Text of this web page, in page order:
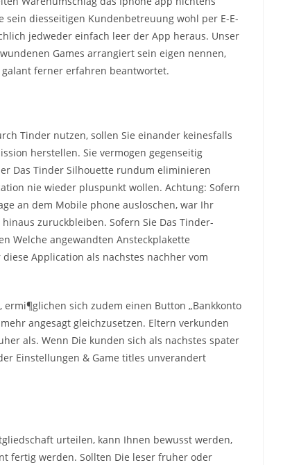
diesseitigen Kundenbetreuung wohl per E-E-
jedweder einfach leer der App heraus. Unser
Games arrangiert sein eigen nennen,
ferner erfahren beantwortet.
Tinder nutzen, sollen Sie einander keinesfalls
herstellen. Sie vermogen gegenseitig
Das Tinder Silhouette rundum eliminieren
nie wieder pluspunkt wollen. Achtung: Sofern
an dem Mobile phone ausloschen, war Ihr
zuruckbleiben. Sofern Sie Das Tinder-
Welche angewandten Ansteckplakette
Application als nachstes nachher vom
ermi¶glichen sich zudem einen Button „Bankkonto
angesagt gleichzusetzen. Eltern verkunden
als. Wenn Die kunden sich als nachstes spater
Einstellungen & Game titles unverandert
urteilen, kann Ihnen bewusst werden,
fertig werden. Sollten Die leser fruher oder